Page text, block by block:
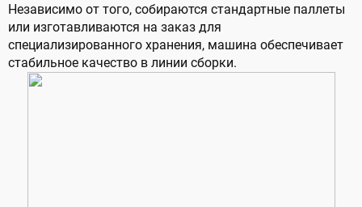
Независимо от того, собираются стандартные паллеты
или изготавливаются на заказ для
специализированного хранения, машина обеспечивает
стабильное качество в линии сборки.